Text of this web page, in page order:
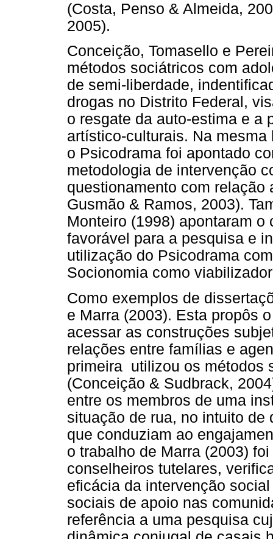
(Costa, Penso & Almeida,
2005).
Conceição, Tomasello e
métodos sociátricos com
de semi-liberdade,
drogas no Distrito Federal,
o resgate da auto-estima e a
artístico-culturais. Na
o Psicodrama foi apontado
metodologia de intervenção
questionamento com
Gusmão & Ramos, 2003).
Monteiro (1998) apontaram
favorável para a pesquisa e
utilização do Psicodrama
Socionomia como
Como exemplos de
e Marra (2003). Esta propôs
acessar as construções
relações entre famílias e
primeira utilizou os métodos
(Conceição & Sudbrack,
entre os membros de uma
situação de rua, no intuito
que conduziam ao
o trabalho de Marra (2003)
conselheiros tutelares,
eficácia da intervenção
sociais de apoio nas
referência a uma pesquisa